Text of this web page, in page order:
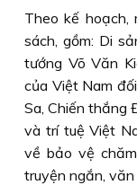
Theo kế
sách, gồm: Di
tướng Võ Văn
của Việt Nam
Sa, Chiến thắng
và trí tuệ Việt
về bảo vệ
truyện ngắn,